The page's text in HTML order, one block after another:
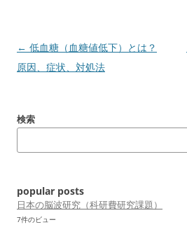
投
稿
ゲ
ン
← 低血糖（血糖値低下）とは？
原因、症状、対処法
検索
popular posts
日本の脳波研究（科研費研究課題）
7件のビュー